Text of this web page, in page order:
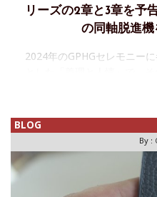
リーズの2章と3章を予
の同軸脱進
2024年のGPHGセレモニー
ました。セントラルインパ
ート」
BLOG
By :